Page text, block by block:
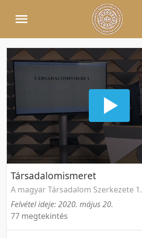
Társadalomismeret
A magyar Társadalom Szerkezete 1.
Felvétel ideje: 2020. május 20.
77 megtekintés